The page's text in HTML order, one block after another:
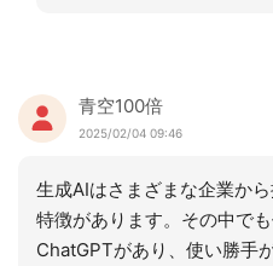
青空100倍
2025/02/04 09:46
生成AIはさまざまな企業か
特徴があります。その中で
ChatGPTがあり、使い勝手